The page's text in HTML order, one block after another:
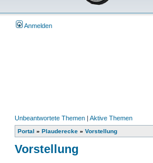
Anmelden
Unbeantwortete Themen | Aktive Themen
Portal » Plauderecke » Vorstellung
Vorstellung